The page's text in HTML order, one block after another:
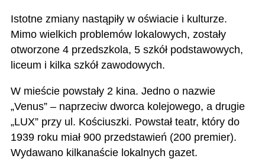
Istotne zmiany nastąpiły w oświacie i kulturze.
Mimo wielkich problemów lokalowych, zostały
otworzone 4 przedszkola, 5 szkół podstawowych,
liceum i kilka szkół zawodowych.
W mieście powstały 2 kina. Jedno o nazwie
„Venus” – naprzeciw dworca kolejowego, a drugie
„LUX” przy ul. Kościuszki. Powstał teatr, który do
1939 roku miał 900 przedstawień (200 premier).
Wydawano kilkanaście lokalnych gazet.